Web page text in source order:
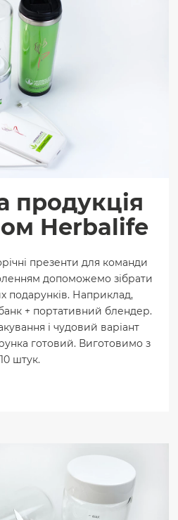
продукція
Herbalife
презенти для команди
допоможемо зібрати
подарунків. Наприклад,
+ портативний блендер.
і чудовий варіант
готовий. Виготовимо з
штук.